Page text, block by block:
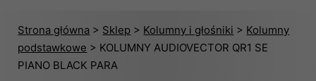
Strona główna > Sklep > Kolumny i głośniki > Kolumny
podstawkowe > KOLUMNY AUDIOVECTOR QR1 SE
PIANO BLACK PARA